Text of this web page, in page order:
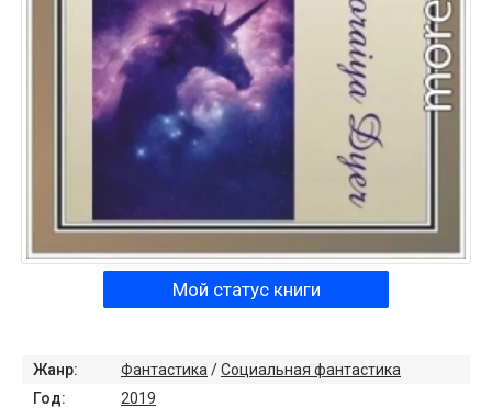
Мой статус книги
Жанр: Фантастика /Социальная фантастика
Год:
2019